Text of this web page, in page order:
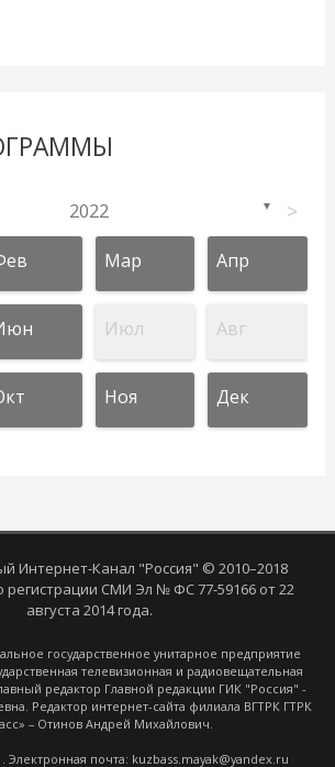
2022 ▼ >
Мар Апр
Июл Авг
Ноя Дек
Интернет-Канал "Россия" © 2010–2018
регистрации СМИ Эл № ФС 77-59166 от 22
августа 2014 года.
государственное унитарное предприятие
телевизионная и радиовещательная
редактор Главной редакции ГИК "Россия" -
Редактор интернет-сайта филиала ВГТРК ГТРК
– Отинов Андрей Михайлович.
Электронная почта: kuzbass.mayak@yandex.ru